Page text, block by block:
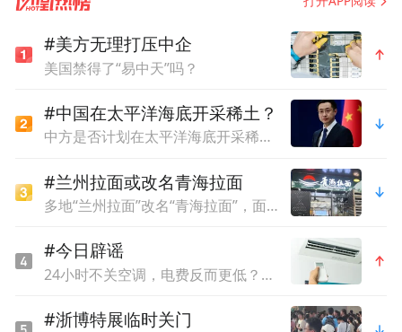
作出裁决对双方当事人有约束力的
一种争议解决方式。
说白了，就是有纠纷的双方
找个大家都信任的第三方仲裁机构居中裁决。
#美方无理打压中企
美国禁得了“易中天”吗？
#中国在太平洋海底开采稀土？
中方是否计划在太平洋海底开采稀土？外交部回应
#兰州拉面或改名青海拉面
多地“兰州拉面”改名“青海拉面”，面馆老板：青海人，挂兰州牌子不合适
#今日辟谣
24小时不关空调，电费反而更低？网友吵翻，官方回应
#浙博特展临时关门